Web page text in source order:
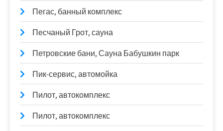
Пегас, банный комплекс
Песчаный Грот, сауна
Петровские бани, Сауна Бабушкин парк
Пик-сервис, автомойка
Пилот, автокомплекс
Пилот, автокомплекс